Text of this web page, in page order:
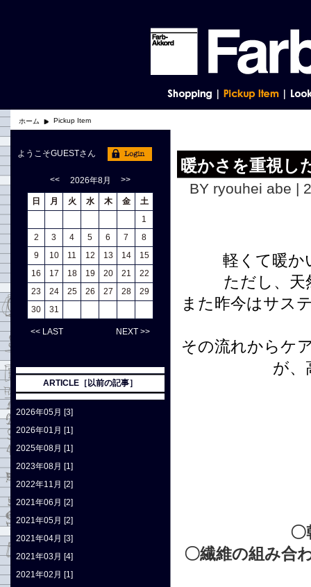
ホーム Pickup Item
暖かさを重視し
BY ryouhei abe |
軽くて暖か
ただし、天
また昨今はサス
その流れからケ
が、
〇
〇繊維の組み合
ようこそGUESTさん
<< 2026年8月 >>
日 月 火 水 木 金
土
1
2
3 4 5 6 7
8
9
10 11 12 13 14
15
16
17 18 19 20 21
22
23
24 25 26 27 28
29
30
31
<< LAST NEXT >>
ARTICLE［以前の記事］
2026年05月 [3]
2026年01月 [1]
2025年08月 [1]
2023年08月 [1]
2022年11月 [2]
2021年06月 [2]
2021年05月 [2]
2021年04月 [3]
2021年03月 [4]
2021年02月 [1]